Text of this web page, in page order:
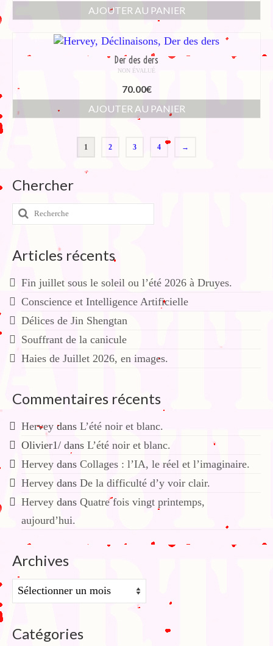
AJOUTER AU PANIER
Der des ders
NON ÉVALUÉ
70.00€
AJOUTER AU PANIER
1 2 3 4 →
Chercher
Rechercher
:
Articles récents
Fin juillet sous le soleil ou l’été 2026 à Druyes.
Conscience et Intelligence Artificielle
Délices de Jin Shengtan
Souffrant de la canicule
Haies de Juillet 2026, en images.
Commentaires récents
Hervey dans L’été noir et blanc.
Olivier1/ dans L’été noir et blanc.
Hervey dans Collages : l’IA, le réel et l’imaginaire.
Hervey dans De la difficulté d’y voir clair.
Hervey dans Quatre fois vingt printemps,
aujourd’hui.
Archives
Archives
Catégories